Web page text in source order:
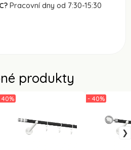
Pracovní dny od 7:30-15:30
produkty
- 40%